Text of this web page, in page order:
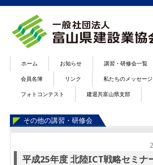
ホーム お知らせ 講習・研修会一覧
会員名簿 リンク 私たちのメッセージ
フォトコンテスト 建退共富山県支部
その他の講習・研修会
平成25年度 北陸ICT戦略セミナ